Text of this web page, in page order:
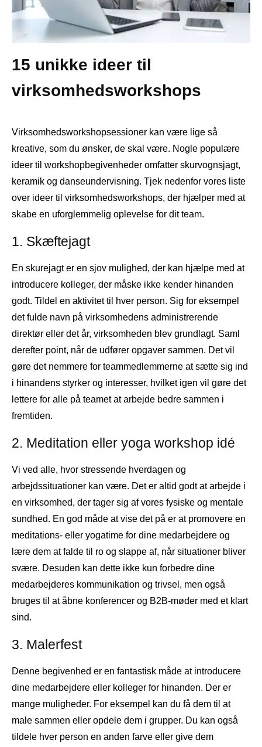
15 unikke ideer til
virksomhedsworkshops
Virksomhedsworkshopsessioner kan være lige så
kreative, som du ønsker, de skal være. Nogle populære
ideer til workshopbegivenheder omfatter skurvognsjagt,
keramik og danseundervisning. Tjek nedenfor vores liste
over ideer til virksomhedsworkshops, der hjælper med at
skabe en uforglemmelig oplevelse for dit team.
1. Skæftejagt
En skurejagt er en sjov mulighed, der kan hjælpe med at
introducere kolleger, der måske ikke kender hinanden
godt. Tildel en aktivitet til hver person. Sig for eksempel
det fulde navn på virksomhedens administrerende
direktør eller det år, virksomheden blev grundlagt. Saml
derefter point, når de udfører opgaver sammen. Det vil
gøre det nemmere for teammedlemmerne at sætte sig ind
i hinandens styrker og interesser, hvilket igen vil gøre det
lettere for alle på teamet at arbejde bedre sammen i
fremtiden.
2. Meditation eller yoga workshop idé
Vi ved alle, hvor stressende hverdagen og
arbejdssituationer kan være. Det er altid godt at arbejde i
en virksomhed, der tager sig af vores fysiske og mentale
sundhed. En god måde at vise det på er at promovere en
meditations- eller yogatime for dine medarbejdere og
lære dem at falde til ro og slappe af, når situationer bliver
svære. Desuden kan dette ikke kun forbedre dine
medarbejderes kommunikation og trivsel, men også
bruges til at åbne konferencer og B2B-møder med et klart
sind.
3. Malerfest
Denne begivenhed er en fantastisk måde at introducere
dine medarbejdere eller kolleger for hinanden. Der er
mange muligheder. For eksempel kan du få dem til at
male sammen eller opdele dem i grupper. Du kan også
tildele hver person en anden farve eller give dem